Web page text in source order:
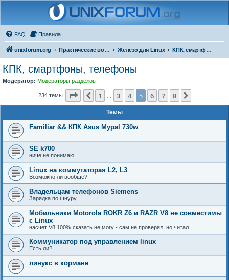
FAQ Правила
unixforum.org Практические вопросы Железо для Linux КПК, смартфоны, телефоны
КПК, смартфоны, телефоны
Модератор: Модераторы разделов
234 темы Страница из 8
Пред.
1 3 4 5 6 7 8
Темы
Familiar && КПК Asus Mypal 730w
SE k700
ниче не понимаю...
Linux на коммутаторая L2, L3
Возможно ли вообще?
Владельцам телефонов Siemens
Зарядка по шнуру
Мобильники Motorola ROKR Z6 и RAZR V8 не совместимы
с Linux
насчет V8 100% сказать не могу - сам не проверял, но читал
Коммуникатор под управлением linux
Есть ли?
линукс в кормане